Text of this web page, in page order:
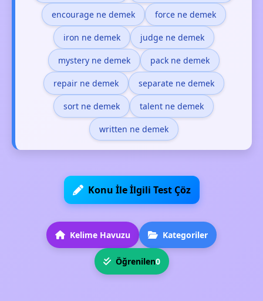
encourage ne demek force ne demek
iron ne demek judge ne demek
mystery ne demek pack ne demek
repair ne demek separate ne demek
sort ne demek talent ne demek
written ne demek
Konu İle İlgili Test Çöz
Kelime Havuzu Kategoriler
Öğrenilen0